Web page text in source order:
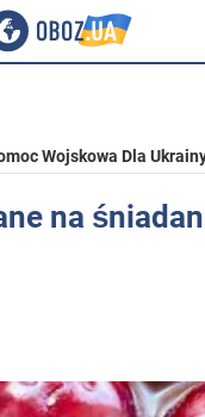
Wojskowa Dla
na